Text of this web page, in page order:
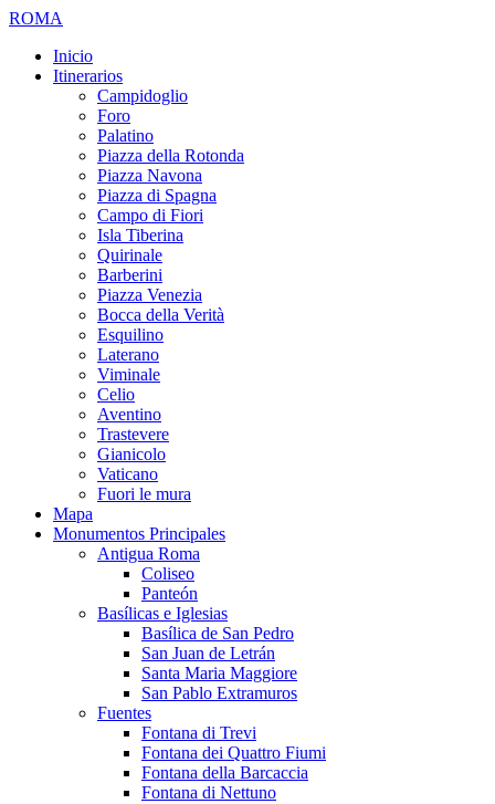
ROMA
Inicio
Itinerarios
Campidoglio
Foro
Palatino
Piazza della Rotonda
Piazza Navona
Piazza di Spagna
Campo di Fiori
Isla Tiberina
Quirinale
Barberini
Piazza Venezia
Bocca della Verità
Esquilino
Laterano
Viminale
Celio
Aventino
Trastevere
Gianicolo
Vaticano
Fuori le mura
Mapa
Monumentos Principales
Antigua Roma
Coliseo
Panteón
Basílicas e Iglesias
Basílica de San Pedro
San Juan de Letrán
Santa Maria Maggiore
San Pablo Extramuros
Fuentes
Fontana di Trevi
Fontana dei Quattro Fiumi
Fontana della Barcaccia
Fontana di Nettuno